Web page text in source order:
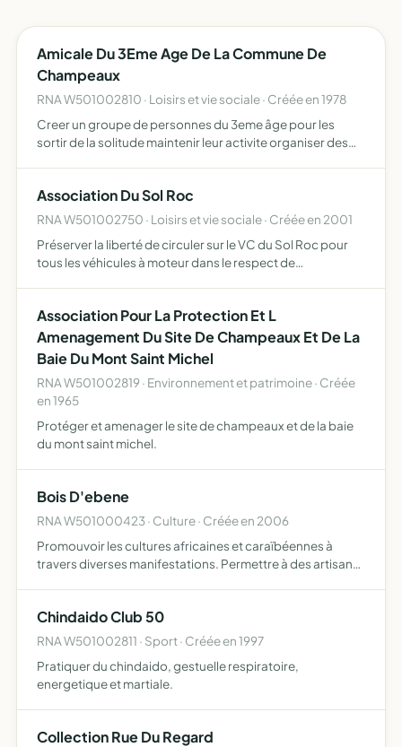
Amicale Du 3Eme Age De La Commune De
Champeaux
RNA W501002810 · Loisirs et vie sociale · Créée en 1978
Creer un groupe de personnes du 3eme âge pour les
sortir de la solitude maintenir leur activite organiser des
Association Du Sol Roc
RNA W501002750 · Loisirs et vie sociale · Créée en 2001
Préserver la liberté de circuler sur le VC du Sol Roc pour
tous les véhicules à moteur dans le respect de
Association Pour La Protection Et L
Amenagement Du Site De Champeaux Et De La
Baie Du Mont Saint Michel
RNA W501002819 · Environnement et patrimoine · Créée
en 1965
Protéger et amenager le site de champeaux et de la baie
du mont saint michel.
Bois D'ebene
RNA W501000423 · Culture · Créée en 2006
Promouvoir les cultures africaines et caraïbéennes à
travers diverses manifestations. Permettre à des artisans
Chindaido Club 50
RNA W501002811 · Sport · Créée en 1997
Pratiquer du chindaido, gestuelle respiratoire,
energetique et martiale.
Collection Rue Du Regard